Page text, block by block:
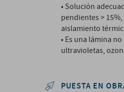
• Solución
pendientes >
aislamiento
• Es una lámina
ultravioletas,
PUESTA EN